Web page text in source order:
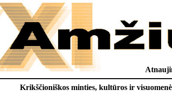
Krikščioniškos minties, kultūros ir